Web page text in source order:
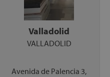
Valladolid
VALLADOLID
Avenida de Palencia 3,